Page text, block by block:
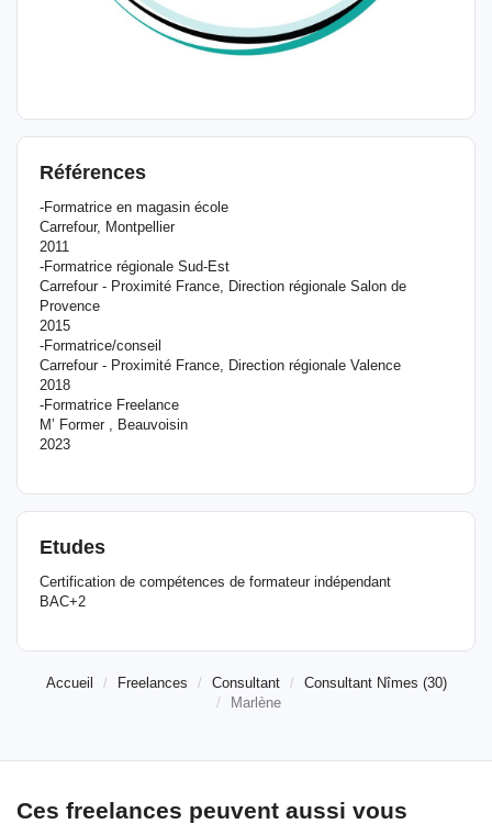
Références
-Formatrice en magasin école
Carrefour, Montpellier
2011
-Formatrice régionale Sud-Est
Carrefour - Proximité France, Direction régionale Salon de
Provence
2015
-Formatrice/conseil
Carrefour - Proximité France, Direction régionale Valence
2018
-Formatrice Freelance
M’ Former , Beauvoisin
2023
Etudes
Certification de compétences de formateur indépendant
BAC+2
Accueil Freelances Consultant
Consultant Nîmes (30)
Marlène
Ces freelances peuvent aussi vous